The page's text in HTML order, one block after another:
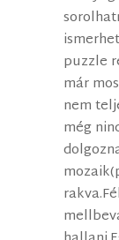
puzzle
már
nem
még